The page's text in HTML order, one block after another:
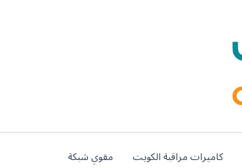
كاميرات مراقبة الكويت مقوي شبكة